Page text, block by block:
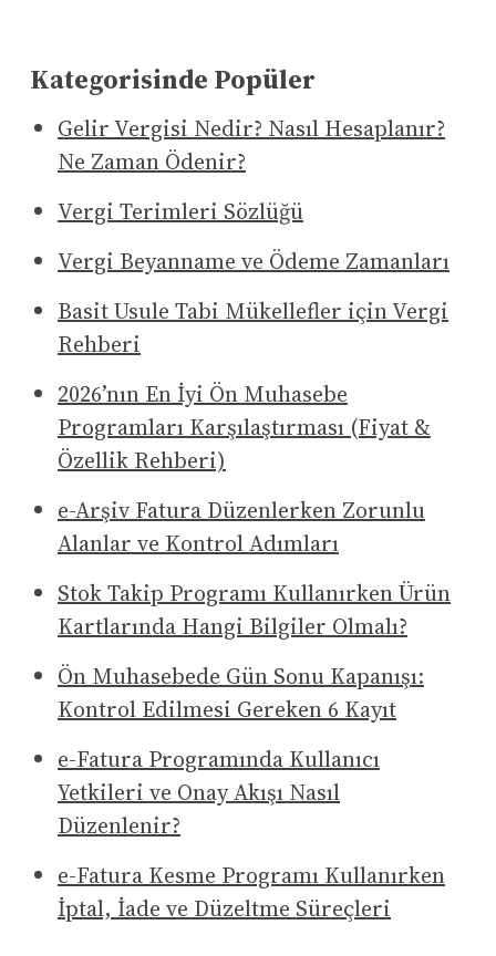
Kategorisinde Popüler
Gelir Vergisi Nedir? Nasıl Hesaplanır?
Ne Zaman Ödenir?
Vergi Terimleri Sözlüğü
Vergi Beyanname ve Ödeme Zamanları
Basit Usule Tabi Mükellefler için Vergi
Rehberi
2026’nın En İyi Ön Muhasebe
Programları Karşılaştırması (Fiyat &
Özellik Rehberi)
e-Arşiv Fatura Düzenlerken Zorunlu
Alanlar ve Kontrol Adımları
Stok Takip Programı Kullanırken Ürün
Kartlarında Hangi Bilgiler Olmalı?
Ön Muhasebede Gün Sonu Kapanışı:
Kontrol Edilmesi Gereken 6 Kayıt
e-Fatura Programında Kullanıcı
Yetkileri ve Onay Akışı Nasıl
Düzenlenir?
e-Fatura Kesme Programı Kullanırken
İptal, İade ve Düzeltme Süreçleri